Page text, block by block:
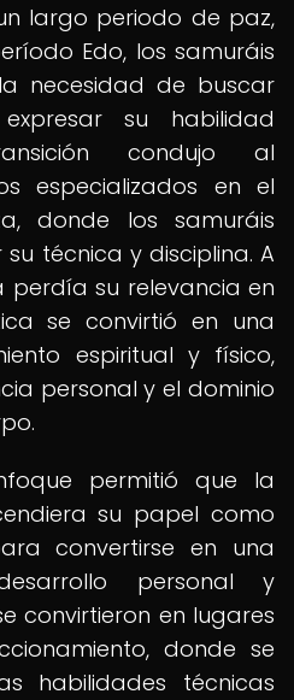
largo periodo de paz,
Edo, los samuráis
necesidad de buscar
su habilidad
condujo al
especializados en el
donde los samuráis
técnica y disciplina. A
su relevancia en
se convirtió en una
espiritual y físico,
personal y el dominio
permitió que la
su papel como
convertirse en una
personal y
convirtieron en lugares
donde se
habilidades técnicas